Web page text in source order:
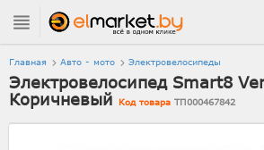
Главная Авто - мото Электровелосипеды
Электровелосипед Smart8
Коричневый
Код товара ТП000467842